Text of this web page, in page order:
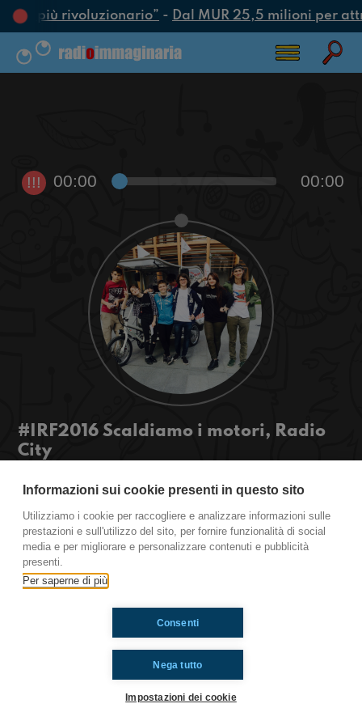
più rivoluzionario”- Dal MUR 25,5 milioni per
!!! 00:00 00:00
#IRF2016 Scaldiamo i motori, Radio
City
non abbiamo resistito: tutte le radio del mondo
stanno innalzando le loro antenne, e noi vi
raccontiamo cosa succede! #OkkinSu #irf16
Ti è piaciuto? Condividilo!
Informazioni sui cookie presenti in questo sito
Utilizziamo i cookie per raccogliere e analizzare informazioni sulle
prestazioni e sull'utilizzo del sito, per fornire funzionalità di social
media e per migliorare e personalizzare contenuti e pubblicità
presenti.
Per saperne di più
Nega tutto
Consenti
Impostazioni dei cookie